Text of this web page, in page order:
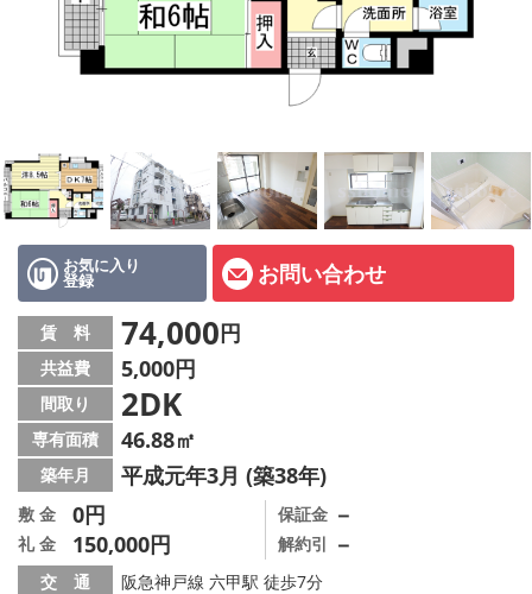
地図から探す
会社概要
メールでお問い合わせ
お気に入り
登録 お問い合わせ
賃 料 74,000円
共益費 5,000円
間取り 2DK
専有面積 46.88㎡
築年月 平成元年3月 (築38年)
敷 金 0円
礼 金 150,000円
保証金 －
解約引 －
交 通
阪急神戸線 六甲駅 徒歩7分